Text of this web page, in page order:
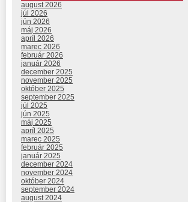
august 2026
júl 2026
jún 2026
máj 2026
apríl 2026
marec 2026
február 2026
január 2026
december 2025
november 2025
október 2025
september 2025
júl 2025
jún 2025
máj 2025
apríl 2025
marec 2025
február 2025
január 2025
december 2024
november 2024
október 2024
september 2024
august 2024